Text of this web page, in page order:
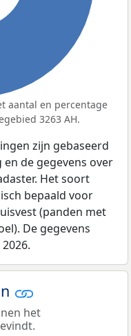
aantal en percentage
3263 AH.
zijn gebaseerd
de gegevens over
Het soort
bepaald voor
(panden met
De gegevens
het